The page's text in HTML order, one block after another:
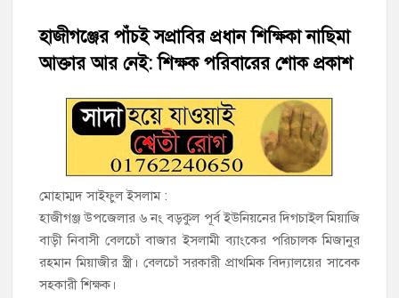
হাজীগঞ্জ পৌরসভার মেয়র প্রার্থী অ্যাড. টিটু টোরাগড় পূর্বপাড়া জামে
হাজীগঞ্জে শিক্ষার্থীদের লেখাপড়ার মানোন্নয়নে ও উপস্থিতি নিশ্চিতকরণে
হাজীগঞ্জে অস্বাস্থ্যকর পরিবেশে খাবার প্রস্তুত: ২ হোটেলকে ৪৫ হাজার
টাকা জরিমানা
হাজীগঞ্জে ৬ বছরের শিশুকে ধর্ষণের অভিযোগে কেয়ারটেকার আটক
হাজীগঞ্জের রাজারগাঁও উবিতে জুলাই গণঅভ্যুত্থান দিবস পালন
হাজীগঞ্জের পাঁচই সপ্রাবির প্রধান শিক্ষিকা নাছিমা
আক্তার আর নেই: শিক্ষক পরিবারের শোক প্রকাশ
মোহাম্মদ সাইফুল ইসলাম :
হাজীগঞ্জ উপজেলার ৬ নং বড়কুল পূর্ব ইউনিয়নের দিগচাইল মিয়াজি
বাড়ী নিবাসী বেলচোঁ বাজার ইসলামী ব্যাংকের পরিচালক মিজানুর
রহমান মিয়াজীর স্ত্রী। বেলচোঁ সরকারী প্রাথমিক বিদ্যালয়ের সাবেক
সহকারী শিক্ষক।